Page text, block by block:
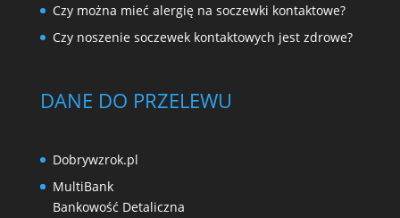
Czy można mieć alergię na soczewki kontaktowe?
Czy noszenie soczewek kontaktowych jest zdrowe?
DANE DO PRZELEWU
Dobrywzrok.pl
MultiBank
Bankowość Detaliczna